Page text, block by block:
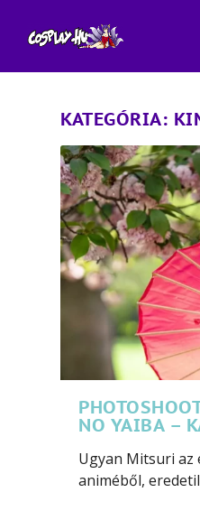
KATEGÓRIA:
NO YAIBA –
Ugyan Mitsuri az
animéből,